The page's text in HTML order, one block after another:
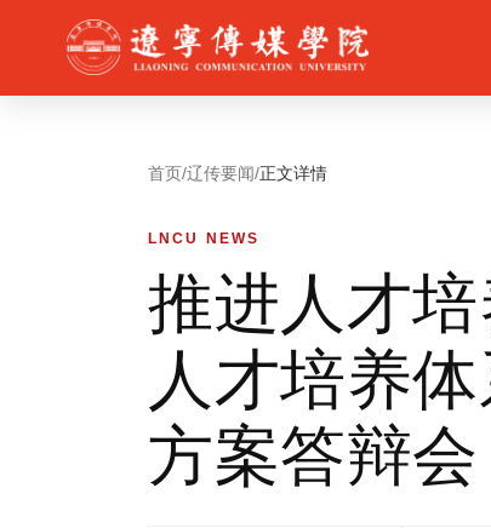
首页/辽传要闻/正文详情
LNCU NEWS
推进人才
人才培养
方案答辩会